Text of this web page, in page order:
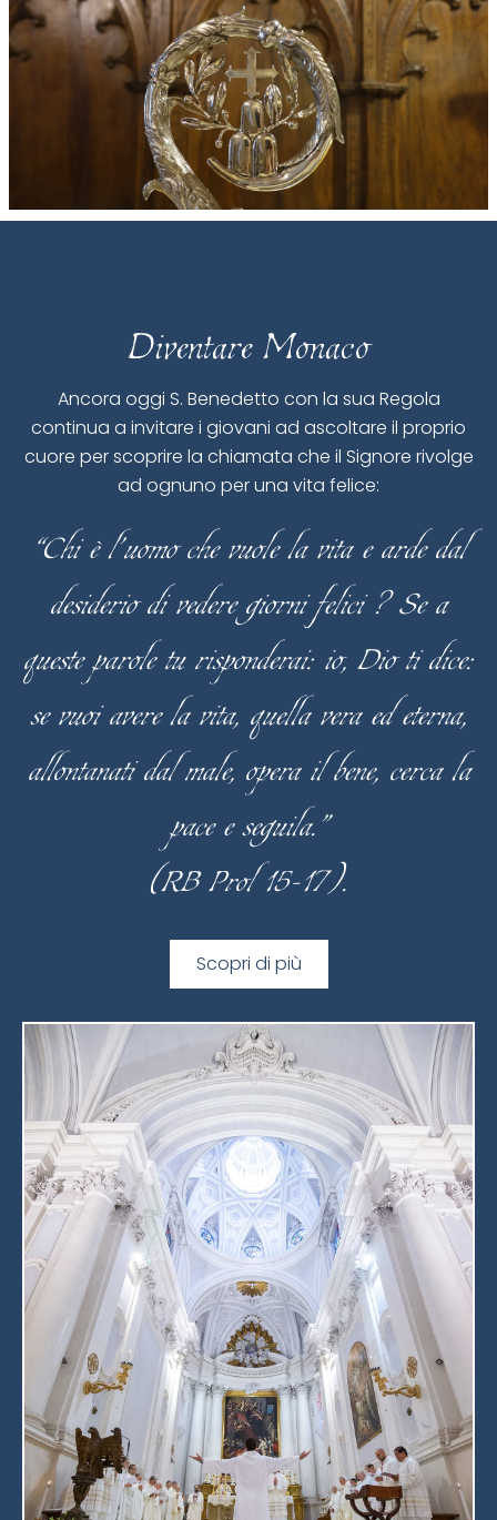
Diventare Monaco
Ancora oggi S. Benedetto con la sua Regola
continua a invitare i giovani ad ascoltare il proprio
cuore per scoprire la chiamata che il Signore rivolge
ad ognuno per una vita felice:
“Chi è l’uomo che vuole la vita e arde dal
desiderio di vedere giorni felici ? Se a
queste parole tu risponderai: io, Dio ti dice:
se vuoi avere la vita, quella vera ed eterna,
allontanati dal male, opera il bene, cerca la
pace e seguila.”
(RB Prol 15-17).
Scopri di più